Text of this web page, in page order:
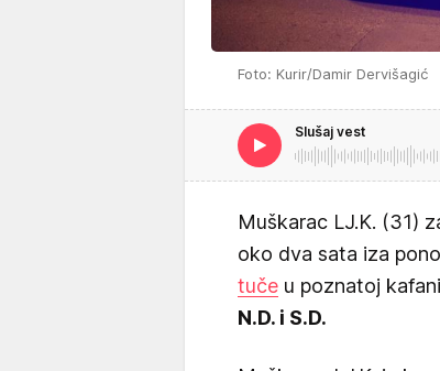
Foto: Kurir/Damir Dervišagić
Slušaj vest
Muškarac LJ.K. (31)
oko dva sata iza
tuče u poznatoj
N.D. i S.D.